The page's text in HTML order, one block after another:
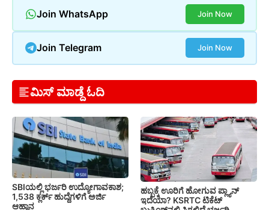
Join WhatsApp Join Now
Join Telegram Join Now
ಮಿಸ್ ಮಾಡ್ದೆ ಓದಿ
SBIಯಲ್ಲಿ ಭರ್ಜರಿ ಉದ್ಯೋಗಾವಕಾಶ;
1,538 ಕ್ಲರ್ಕ್ ಹುದ್ದೆಗಳಿಗೆ ಅರ್ಜಿ
ಆಹ್ವಾನ
ಹಬ್ಬಕ್ಕೆ ಊರಿಗೆ ಹೋಗುವ ಪ್ಲ್ಯಾನ್
ಇದೆಯಾ? KSRTC ಟಿಕೆಟ್